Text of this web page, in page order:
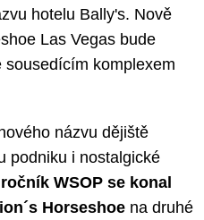
hotelu Bally's. Nově
Las Vegas bude
komplexem
názvu dějiště
podniku i nostalgické
WSOP se konal
Horseshoe na druhé